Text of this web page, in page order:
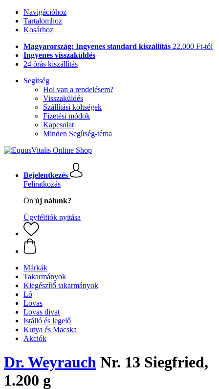
Navigációhoz
Tartalomhoz
Kosárhoz
Magyarország: Ingyenes standard kiszállítás 22.000 Ft-tól
Ingyenes visszaküldés
24 órás kiszállítás
Segítség
Hol van a rendelésem?
Visszaküldés
Szállítási költségek
Fizetési módok
Kapcsolat
Minden Segítség-téma
Bejelentkezés
Feliratkozás
Ön új nálunk?
Ügyfélfiók nyitása
Márkák
Takarmányok
Kiegészítő takarmányok
Ló
Lovas
Lovas divat
Istálló és legelő
Kutya és Macska
Akciók
Dr. Weyrauch Nr. 13 Siegfried,
1.200 g